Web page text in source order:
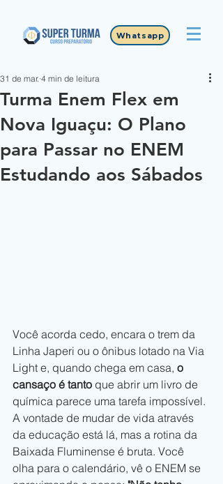
Whatsapp
Turma Enem Flex em
Nova Iguaçu: O Plano
para Passar no ENEM
Estudando aos Sábados
31 de mar. 4 min de leitura
Você acorda cedo, encara o trem da
Linha Japeri ou o ônibus lotado na Via
Light e, quando chega em casa, o
cansaço é tanto que abrir um livro de
química parece uma tarefa impossível.
A vontade de mudar de vida através
da educação está lá, mas a rotina da
Baixada Fluminense é bruta. Você
olha para o calendário, vê o ENEM se